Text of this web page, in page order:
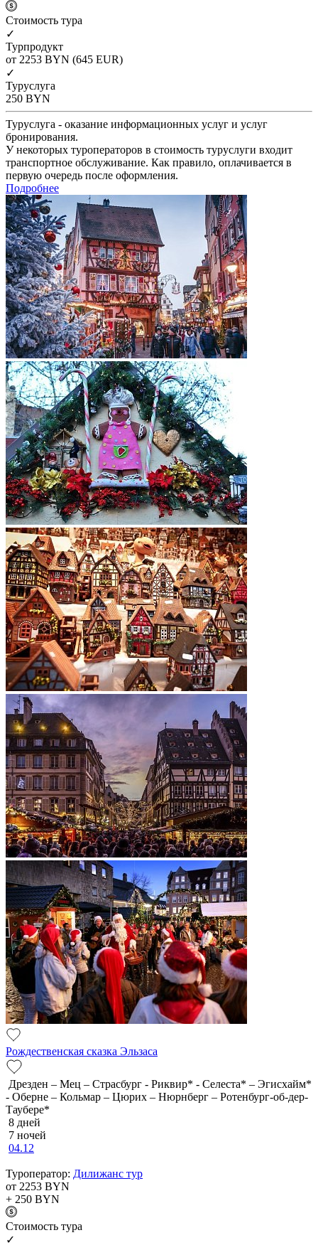
Cтоимость тура
✓
Турпродукт
от 2253 BYN (645 EUR)
✓
Туруслуга
250 BYN
Туруслуга - оказание информационных услуг и услуг
бронирования.
У некоторых туроператоров в стоимость туруслуги входит
транспортное обслуживание. Как правило, оплачивается в
первую очередь после оформления.
Подробнее
Рождественская сказка Эльзаса
Дрезден – Мец – Страсбург - Риквир* - Селеста* – Эгисхайм*
- Оберне – Кольмар – Цюрих – Нюрнберг – Ротенбург-об-дер-
Таубере*
8 дней
7 ночей
04.12
Туроператор: Дилижанс тур
от 2253 BYN
+ 250 BYN
Cтоимость тура
✓